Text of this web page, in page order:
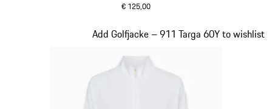
€ 125,00
Add Golfjacke – 911 Targa 60Y to wishlist